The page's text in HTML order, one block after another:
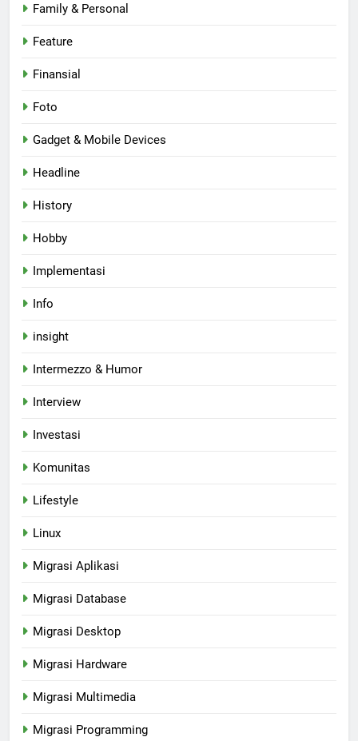
Family & Personal
Feature
Finansial
Foto
Gadget & Mobile Devices
Headline
History
Hobby
Implementasi
Info
insight
Intermezzo & Humor
Interview
Investasi
Komunitas
Lifestyle
Linux
Migrasi Aplikasi
Migrasi Database
Migrasi Desktop
Migrasi Hardware
Migrasi Multimedia
Migrasi Programming